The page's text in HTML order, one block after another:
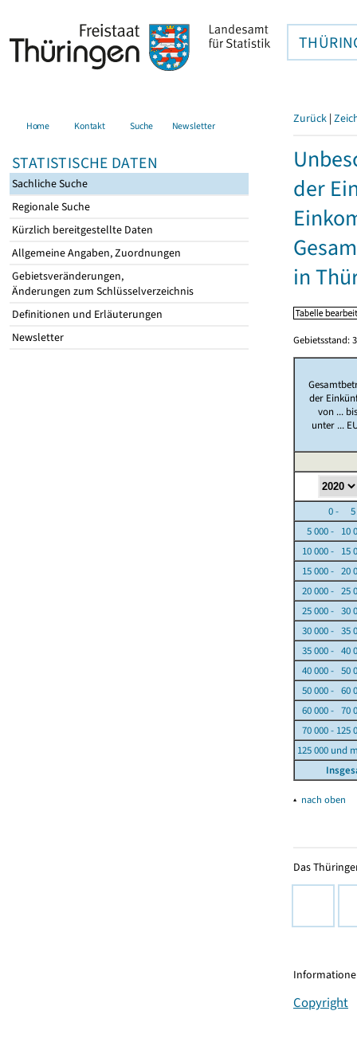
Home Kontakt Suche Newsletter
STATISTISCHE DATEN
Sachliche Suche
Regionale Suche
Kürzlich bereitgestellte Daten
Allgemeine Angaben, Zuordnungen
Gebietsveränderungen,
Änderungen zum Schlüsselverzeichnis
Definitionen und Erläuterungen
Newsletter
Zurück |
der
in
Gebietsstand:
der
von ...
unter ...
0 - 5
5 000 - 10
10 000 - 15
15 000 - 20
20 000 - 25
25 000 - 30
30 000 - 35
35 000 - 40
40 000 - 50
50 000 - 60
60 000 - 70
70 000 - 125
125 000 und
▴ nach oben
Das
Copyright